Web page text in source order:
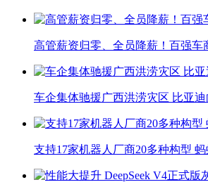
高管薪资归零、全员降薪！百强
车企集体驰援广西洪涝灾区 比亚
支持17家机器人厂商20多种构型